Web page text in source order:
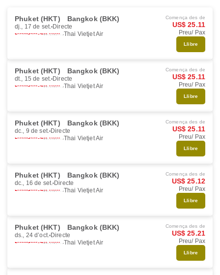
Phuket (HKT) Bangkok (BKK)
dj., 17 de set. Directe
Thai Vietjet Air
Comença des de
US$ 25.11
Preu/ Pax
Llibre
Phuket (HKT) Bangkok (BKK)
dt., 15 de set. Directe
Thai Vietjet Air
Comença des de
US$ 25.11
Preu/ Pax
Llibre
Phuket (HKT) Bangkok (BKK)
dc., 9 de set. Directe
Thai Vietjet Air
Comença des de
US$ 25.11
Preu/ Pax
Llibre
Phuket (HKT) Bangkok (BKK)
dc., 16 de set. Directe
Thai Vietjet Air
Comença des de
US$ 25.12
Preu/ Pax
Llibre
Phuket (HKT) Bangkok (BKK)
ds., 24 d’oct. Directe
Thai Vietjet Air
Comença des de
US$ 25.21
Preu/ Pax
Llibre